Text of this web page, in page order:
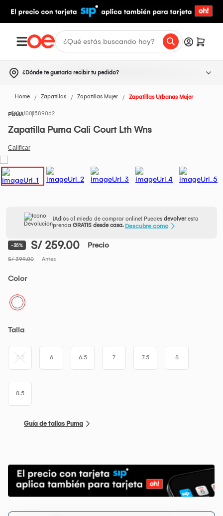
¿Dónde te gustaría recibir tu pedido?
Home Zapatillas Zapatillas Mujer Zapatillas Urbanas Mujer
PUMA1001589062
Zapatilla Puma Cali Court Lth Wns
¡Adiós al miedo de comprar online! Puedes devolveresta
prenda GRATIS desde casa. Descubre como
-35% S/ 259.00 Precio
S/ 399.00 Antes
Color
Talla
5.5 6 6.5 7 7.5 8
8.5
Guía de tallas Puma